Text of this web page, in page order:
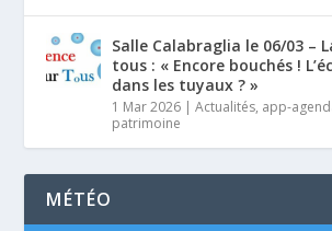
Salle Calabraglia le 06/03 –
tous : « Encore bouchés !
dans les tuyaux ? »
1 Mar 2026 |Actualités, app-
patrimoine
MÉTÉO